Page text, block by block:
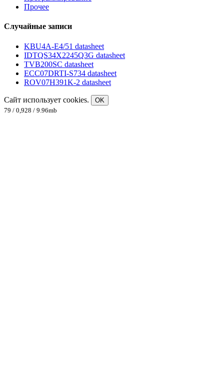
Прочее
Случайные записи
KBU4A-E4/51 datasheet
IDTQS34X2245Q3G datasheet
TVB200SC datasheet
ECC07DRTI-S734 datasheet
ROV07H391K-2 datasheet
Сайт использует cookies.
OK
79 / 0,928 / 9.96mb